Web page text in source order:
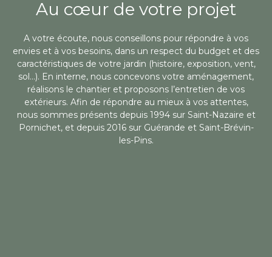
Au cœur de votre projet
A votre écoute, nous conseillons pour répondre à vos
envies et à vos besoins, dans un respect du budget et des
caractéristiques de votre jardin (histoire, exposition, vent,
sol…). En interne, nous concevons votre aménagement,
réalisons le chantier et proposons l’entretien de vos
extérieurs. Afin de répondre au mieux à vos attentes,
nous sommes présents depuis 1994 sur Saint-Nazaire et
Pornichet, et depuis 2016 sur Guérande et Saint-Brévin-
les-Pins.